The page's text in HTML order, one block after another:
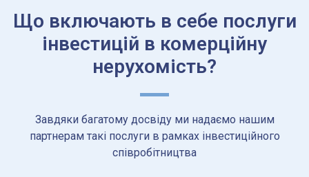
Що включають в себе послуги
інвестицій в комерційну
нерухомість?
Завдяки багатому досвіду ми надаємо нашим
партнерам такі послуги в рамках інвестиційного
співробітництва